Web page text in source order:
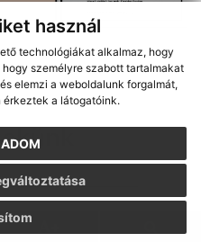
használ
technológiákat alkalmaz, hogy
személyre szabott tartalmakat
elemzi a weboldalunk forgalmát,
érkeztek a látogatóink.